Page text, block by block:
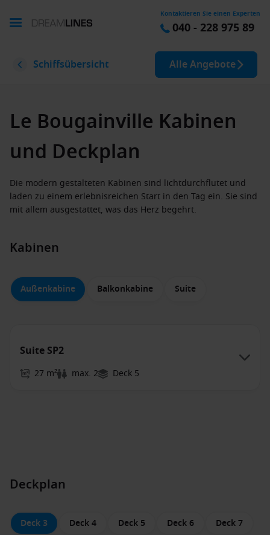
Kontaktieren Sie einen Experten
040 - 228 975 89
Schiffsübersicht Alle Angebote
Le Bougainville Kabinen
und Deckplan
Die modern gestalteten Kabinen sind lichtdurchflutet und
laden zu einem erlebnisreichen Start in den Tag ein. Sie sind
mit allem ausgestattet, was das Herz begehrt.
Kabinen
Außenkabine Balkonkabine Suite
Suite SP2
27 m² max. 2 Deck 5
Deckplan
Deck 3 Deck 4 Deck 5 Deck 6 Deck 7